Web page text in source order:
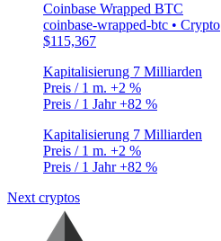
Coinbase Wrapped BTC
coinbase-wrapped-btc • Crypto
$115,367
Kapitalisierung 7 Milliarden
Preis / 1 m. +2 %
Preis / 1 Jahr+82 %
Kapitalisierung 7 Milliarden
Preis / 1 m. +2 %
Preis / 1 Jahr+82 %
Next cryptos